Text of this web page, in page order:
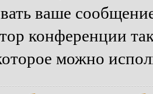
ваше
конференции
можно